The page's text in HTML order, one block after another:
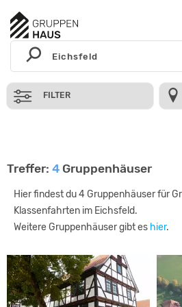
FILTER
Treffer: 4 Gruppenhäuser
Hier findest du 4 Gruppenhäuser für
Klassenfahrten im Eichsfeld.
Weitere Gruppenhäuser gibt es hier.